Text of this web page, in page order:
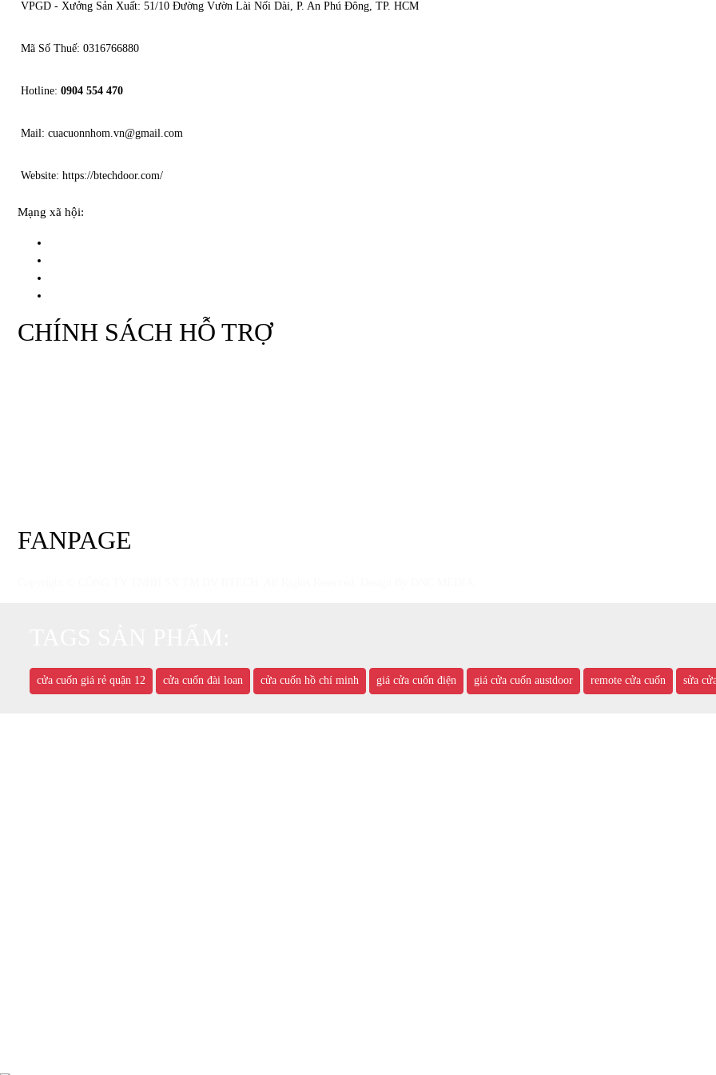
VPGD - Xưởng Sản Xuất: 51/10 Đường Vườn Lài Nối Dài, P. An Phú Đông, TP. HCM
Mã Số Thuế: 0316766880
Hotline: 0904 554 470
Mail: cuacuonnhom.vn@gmail.com
Website: https://btechdoor.com/
Mạng xã hội:
CHÍNH SÁCH HỖ TRỢ
FANPAGE
cửa cuốn giá rẻ quận 12 cửa cuốn đài loan cửa cuốn hồ chí minh giá cửa cuốn điện giá cửa cuốn austdoor remote cửa cuốn sửa